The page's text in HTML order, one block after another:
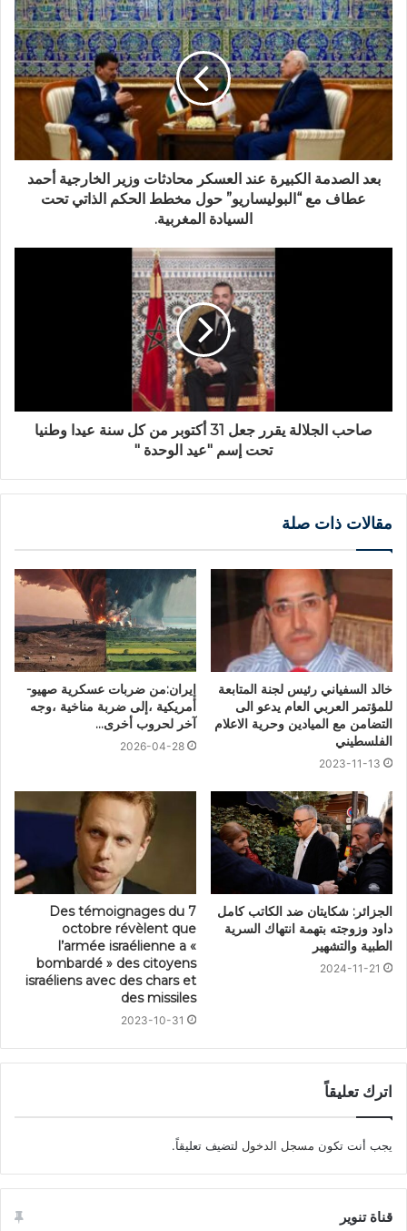
بعد الصدمة الكبيرة عند العسكر محادثات وزير الخارجية أحمد
عطاف مع “البوليساريو” حول مخطط الحكم الذاتي تحت
السيادة المغربية.
صاحب الجلالة يقرر جعل 31 أكتوبر من كل سنة عيدا وطنيا
تحت إسم "عيد الوحدة "
مقالات ذات صلة
خالد السفياني رئيس لجنة المتابعة
للمؤتمر العربي العام يدعو الى
التضامن مع الميادين وحرية الاعلام
الفلسطيني
2023-11-13
إيران:من ضربات عسكرية صهيو-
أمريكية ،إلى ضربة مناخية ،وجه
آخر لحروب أخرى…
2026-04-28
الجزائر: شكايتان ضد الكاتب كامل
داود وزوجته بتهمة انتهاك السرية
الطبية والتشهير
2024-11-21
Des témoignages du 7
octobre révèlent que
l’armée israélienne a «
bombardé » des citoyens
israéliens avec des chars et
des missiles
2023-10-31
اترك تعليقاً
يجب أنت تكون مسجل الدخول لتضيف تعليقاً.
قناة تنوير